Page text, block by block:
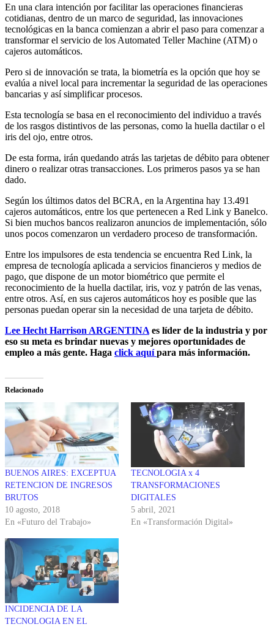
En una clara intención por facilitar las operaciones financieras
cotidianas, dentro de un marco de seguridad, las innovaciones
tecnológicas en la banca comienzan a abrir el paso para comenzar a
transformar el servicio de los Automated Teller Machine (ATM) o
cajeros automáticos.
Pero si de innovación se trata, la biometría es la opción que hoy se
evalúa a nivel local para incrementar la seguridad de las operaciones
bancarias y así simplificar procesos.
Esta tecnología se basa en el reconocimiento del individuo a través
de los rasgos distintivos de las personas, como la huella dactilar o el
iris del ojo, entre otros.
De esta forma, irán quedando atrás las tarjetas de débito para obtener
dinero o realizar otras transacciones. Los primeros pasos ya se han
dado.
Según los últimos datos del BCRA, en la Argentina hay 13.491
cajeros automáticos, entre los que pertenecen a Red Link y Banelco.
Si bien muchos bancos realizaron anuncios de implementación, sólo
unos pocos comenzaron un verdadero proceso de transformación.
Entre los impulsores de esta tendencia se encuentra Red Link, la
empresa de tecnología aplicada a servicios financieros y medios de
pago, que dispone de un motor biométrico que permite el
reconocimiento de la huella dactilar, iris, voz y patrón de las venas,
entre otros. Así, en sus cajeros automáticos hoy es posible que las
personas puedan operar sin la necesidad de una tarjeta de débito.
Lee Hecht Harrison ARGENTINA es líder de la industria y por
eso su meta es brindar nuevas y mejores oportunidades de
empleo a más gente. Haga click aquípara más información.
Relacionado
BUENOS AIRES: EXCEPTUA
RETENCION DE INGRESOS
BRUTOS
10 agosto, 2018
En «Futuro del Trabajo»
TECNOLOGIA x 4
TRANSFORMACIONES
DIGITALES
5 abril, 2021
En «Transformación Digital»
INCIDENCIA DE LA
TECNOLOGIA EN EL